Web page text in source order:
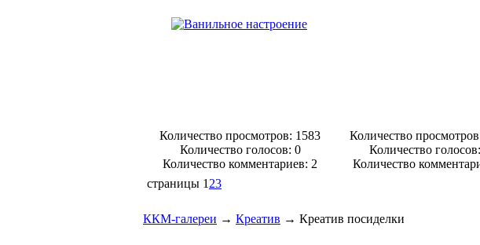
Количество просмотров: 1583
Количество голосов: 0
Количество комментариев: 2
Количество
Количество голосов:
Количество
страницы 1 23
ККМ-галереи → Креатив → Креатив посиделки